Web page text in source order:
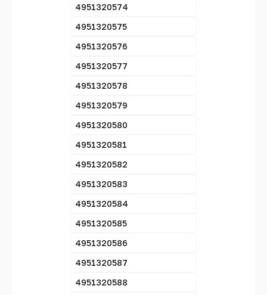
4951320574
4951320575
4951320576
4951320577
4951320578
4951320579
4951320580
4951320581
4951320582
4951320583
4951320584
4951320585
4951320586
4951320587
4951320588